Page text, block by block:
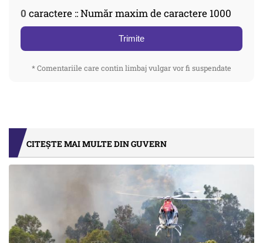
0 caractere :: Număr maxim de caractere 1000
Trimite
* Comentariile care contin limbaj vulgar vor fi suspendate
CITEȘTE MAI MULTE DIN GUVERN